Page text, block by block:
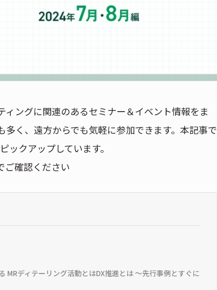
ングに関連のあるセミナー＆イベント情報をま
く、遠方からでも気軽に参加できます。本記事で
クアップしています。
ご確認ください
ディテーリング活動とはDX推進とは ～先行事例とすぐに